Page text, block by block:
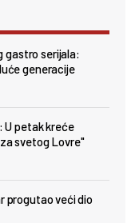
gastro serijala:
generacije
U petak kreće
svetog Lovre"
progutao veći dio